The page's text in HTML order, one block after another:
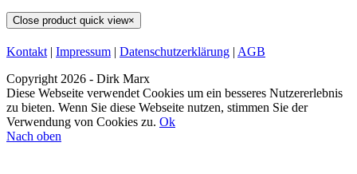
Close product quick view×
Kontakt | Impressum | Datenschutzerklärung | AGB
Copyright 2026 - Dirk Marx
Diese Webseite verwendet Cookies um ein besseres Nutzererlebnis
zu bieten. Wenn Sie diese Webseite nutzen, stimmen Sie der
Verwendung von Cookies zu. Ok
Nach oben